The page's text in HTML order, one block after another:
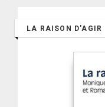
LA RAISON D'AGIR